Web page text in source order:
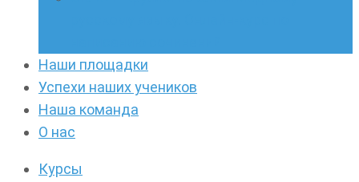
Наши площадки
Успехи наших учеников
Наша команда
О нас
Курсы